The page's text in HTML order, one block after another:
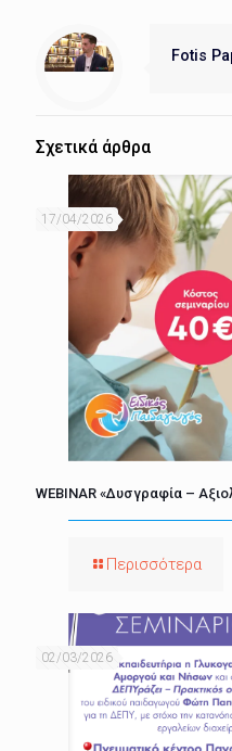
Fotis
Σχετικά άρθρα
17/04/2026
WEBINAR «Δυσγραφία –
Περισσότερα
02/03/2026